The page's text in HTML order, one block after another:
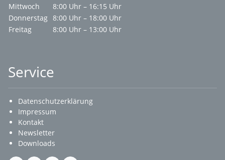
Mittwoch
8:00 Uhr – 16:15 Uhr
Donnerstag 8:00 Uhr – 18:00 Uhr
Freitag
8:00 Uhr – 13:00 Uhr
Service
Datenschutzerklärung
Impressum
Kontakt
Newsletter
Downloads